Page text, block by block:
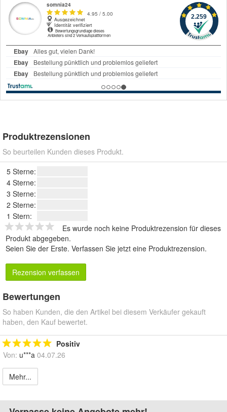
Produktrezensionen
So beurteilen Kunden dieses Produkt.
5 Sterne:
4 Sterne:
3 Sterne:
2 Sterne:
1 Stern:
Es wurde noch keine Produktrezension für dieses
Produkt abgegeben.
Seien Sie der Erste. Verfassen Sie jetzt eine Produktrezension.
Rezension verfassen
Bewertungen
So haben Kunden, die den Artikel bei diesem Verkäufer gekauft
haben, den Kauf bewertet.
Positiv
Von: u***a 04.07.26
Mehr...